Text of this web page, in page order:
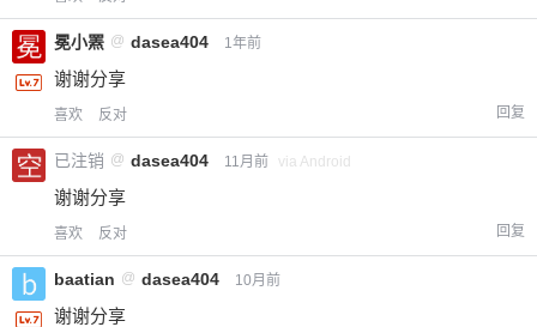
冕小罴 @ dasea404 1年前
谢谢分享
喜欢 反对 回复
已注销 @ dasea404 11月前 via Android
谢谢分享
喜欢 反对 回复
baatian @ dasea404 10月前
谢谢分享